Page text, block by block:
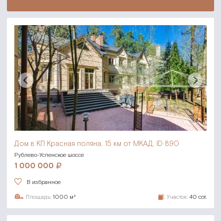
Дом в КП Красная поляна, 15 км от МКАД, ID 890
Рублево-Успенское шоссе
1 000 000
В избранное
Площадь: 1000 м² Участок: 40 сот.